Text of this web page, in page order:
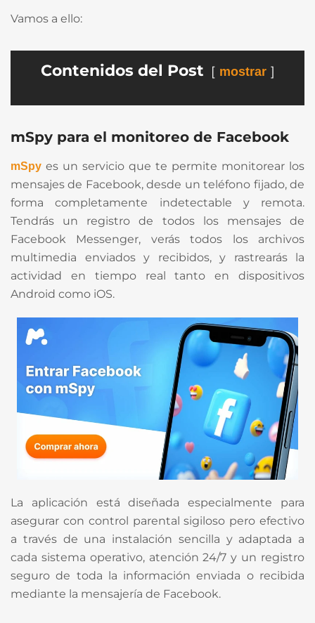
Vamos a ello:
Contenidos del Post mostrar
mSpy para el monitoreo de Facebook
mSpy es un servicio que te permite monitorear los
mensajes de Facebook, desde un teléfono fijado, de
forma completamente indetectable y remota.
Tendrás un registro de todos los mensajes de
Facebook Messenger, verás todos los archivos
multimedia enviados y recibidos, y rastrearás la
actividad en tiempo real tanto en dispositivos
Android como iOS.
La aplicación está diseñada especialmente para
asegurar con control parental sigiloso pero efectivo
a través de una instalación sencilla y adaptada a
cada sistema operativo, atención 24/7 y un registro
seguro de toda la información enviada o recibida
mediante la mensajería de Facebook.